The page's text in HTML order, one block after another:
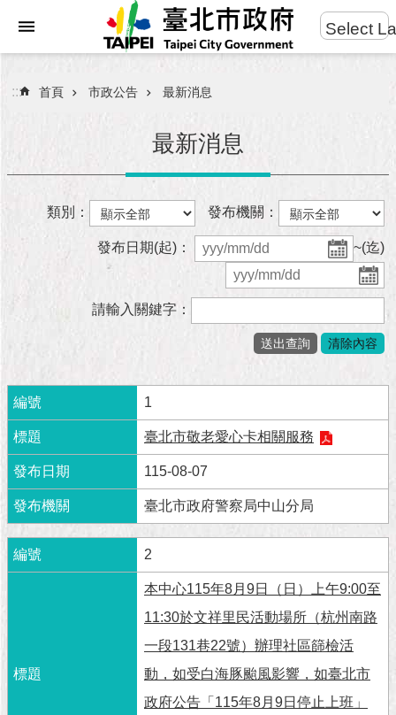
進
搜
市
隊
市
政
公
告
施
願
景
及
政
Select
::: 首頁 市政公告 最新消息
最新消息
類別： 發布機關：
發布日期(起)： ~(迄)
請輸入關鍵字：
1
臺北市敬老愛心卡相關服務
115-08-07
臺北市政府警察局中山分局
2
本中心115年8月9日（日）上午9:00至
11:30於文祥里民活動場所（杭州南路
一段131巷22號）辦理社區篩檢活
動，如受白海豚颱風影響，如臺北市
政府公告「115年8月9日停止上班」